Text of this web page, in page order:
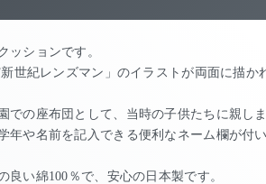
ッションです。
世紀レンズマン」のイラストが両面に描か
での座布団として、当時の子供たちに親し
年や名前を記入できる便利なネーム欄が付い
良い綿100％で、安心の日本製です。